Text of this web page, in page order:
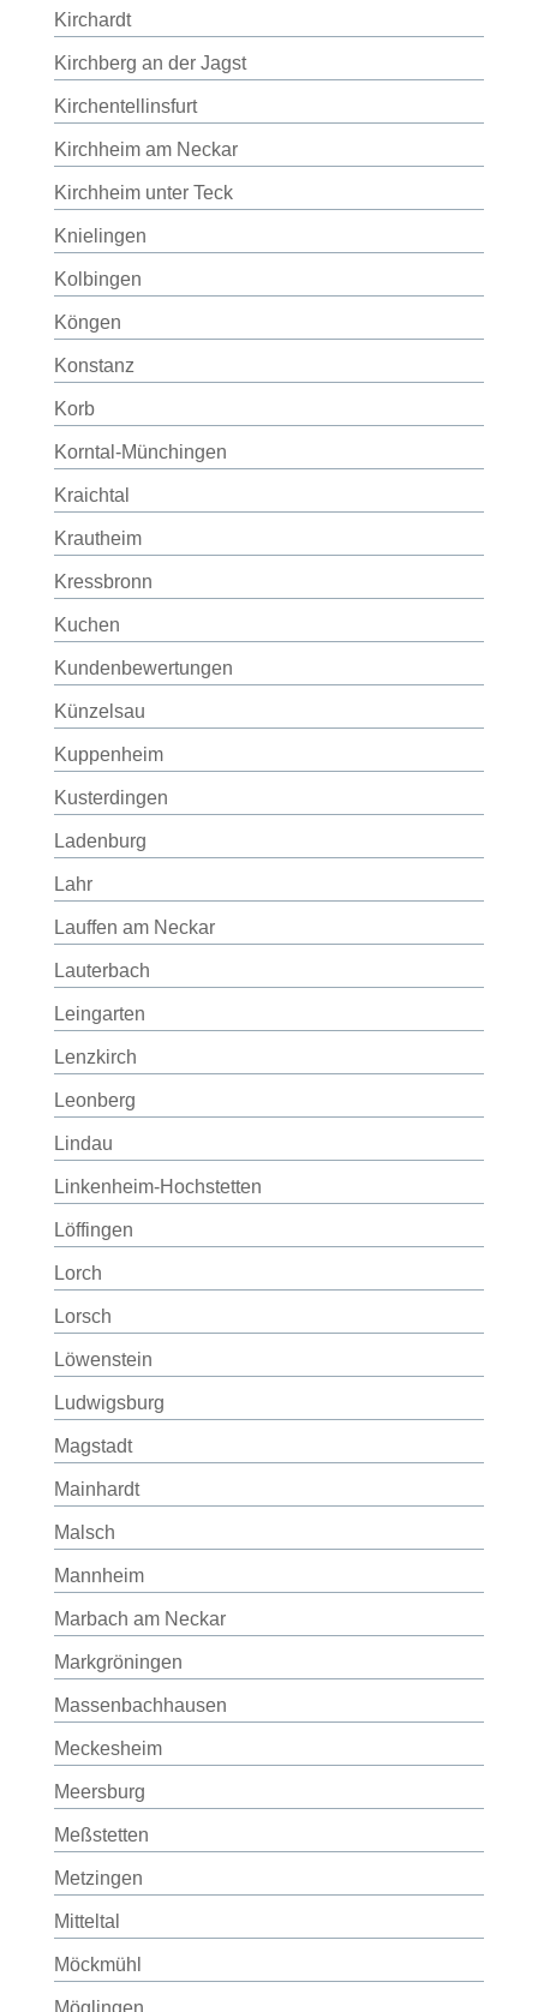
Kirchardt
Kirchberg an der Jagst
Kirchentellinsfurt
Kirchheim am Neckar
Kirchheim unter Teck
Knielingen
Kolbingen
Köngen
Konstanz
Korb
Korntal-Münchingen
Kraichtal
Krautheim
Kressbronn
Kuchen
Kundenbewertungen
Künzelsau
Kuppenheim
Kusterdingen
Ladenburg
Lahr
Lauffen am Neckar
Lauterbach
Leingarten
Lenzkirch
Leonberg
Lindau
Linkenheim-Hochstetten
Löffingen
Lorch
Lorsch
Löwenstein
Ludwigsburg
Magstadt
Mainhardt
Malsch
Mannheim
Marbach am Neckar
Markgröningen
Massenbachhausen
Meckesheim
Meersburg
Meßstetten
Metzingen
Mitteltal
Möckmühl
Möglingen